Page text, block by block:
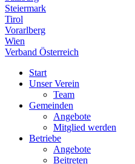
Steiermark
Tirol
Vorarlberg
Wien
Verband Österreich
Start
Unser Verein
Team
Gemeinden
Angebote
Mitglied werden
Betriebe
Angebote
Beitreten